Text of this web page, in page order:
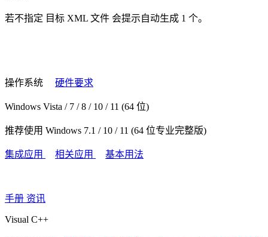
若不指定 目标 XML 文件 会提示自动生成 1 个。
操作系统 硬件要求
Windows Vista / 7 / 8 / 10 / 11 (64 位)
推荐使用 Windows 7.1 / 10 / 11 (64 位专业完整版)
集成应用 相关应用 基本用法
手册 资讯
Visual C++